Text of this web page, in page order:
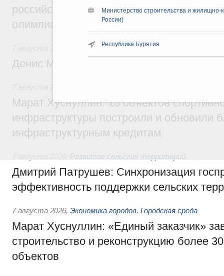
Министерство строительства и
России)
Республика Бурятия
российскую сборную с победой на
олимпиаде по искусственному
Общие вопросы промышленной политики
Денис Мантуров посетил Ярославскую
Марат Хуснуллин: 15 объектов
инфраструктуры построили и обновили
инфраструктурным кредитам
Развитие сельских территорий
Дмитрий Патрушев: Синхронизация
эффективность поддержки сельских
7 августа 2026, Экономика городов. Городская среда
Марат Хуснуллин: «Единый заказчик»
строительство и реконструкцию более
объектов